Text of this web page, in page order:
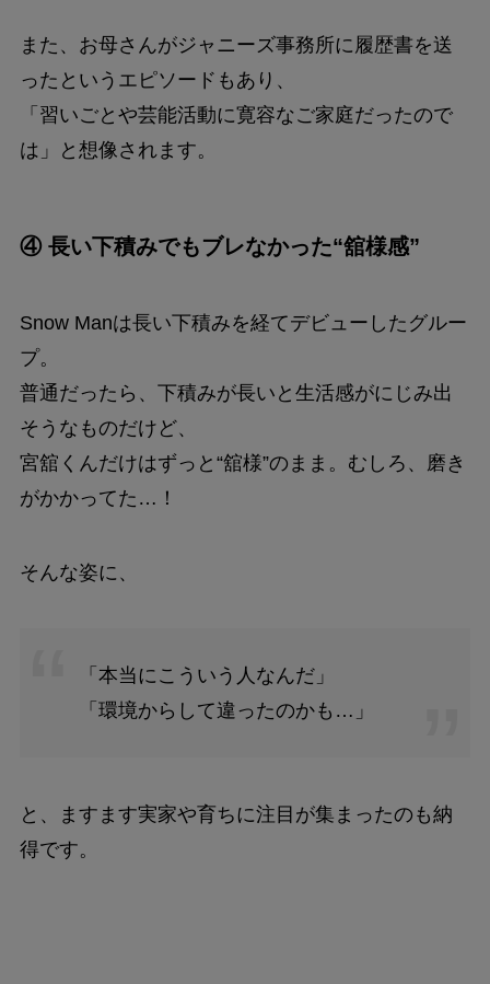
また、お母さんがジャニーズ事務所に履歴書を送
ったというエピソードもあり、
「習いごとや芸能活動に寛容なご家庭だったので
は」と想像されます。
④ 長い下積みでもブレなかった“舘様感”
Snow Manは長い下積みを経てデビューしたグルー
プ。
普通だったら、下積みが長いと生活感がにじみ出
そうなものだけど、
宮舘くんだけはずっと“舘様”のまま。むしろ、磨き
がかかってた…！
そんな姿に、
「本当にこういう人なんだ」
「環境からして違ったのかも…」
と、ますます実家や育ちに注目が集まったのも納
得です。